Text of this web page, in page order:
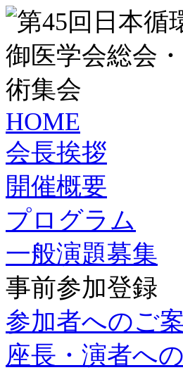
HOME
会長挨拶
開催概要
プログラム
一般演題募集
事前参加登録
参加者へのご
座長・演者へ